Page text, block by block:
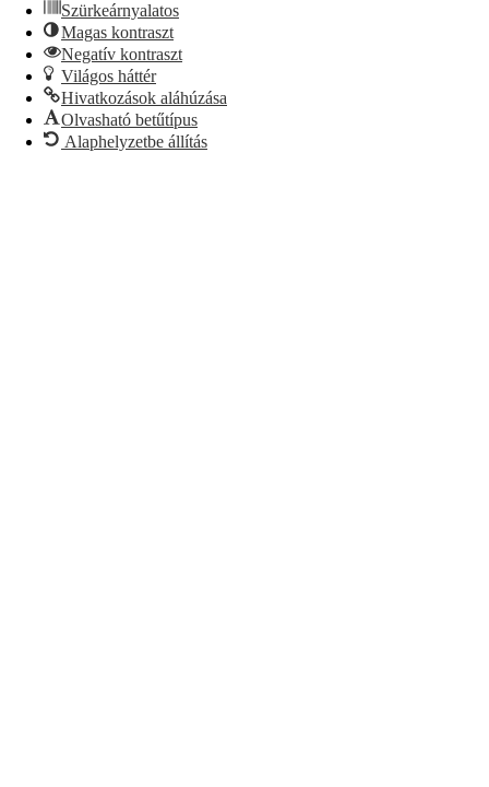
Szürkeárnyalatos
Magas kontraszt
Negatív kontraszt
Világos háttér
Hivatkozások aláhúzása
Olvasható betűtípus
Alaphelyzetbe állítás